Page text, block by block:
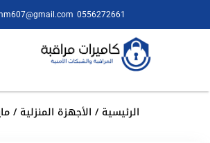
0556272661
الرئيسية/ الأجهزة المنزلية/